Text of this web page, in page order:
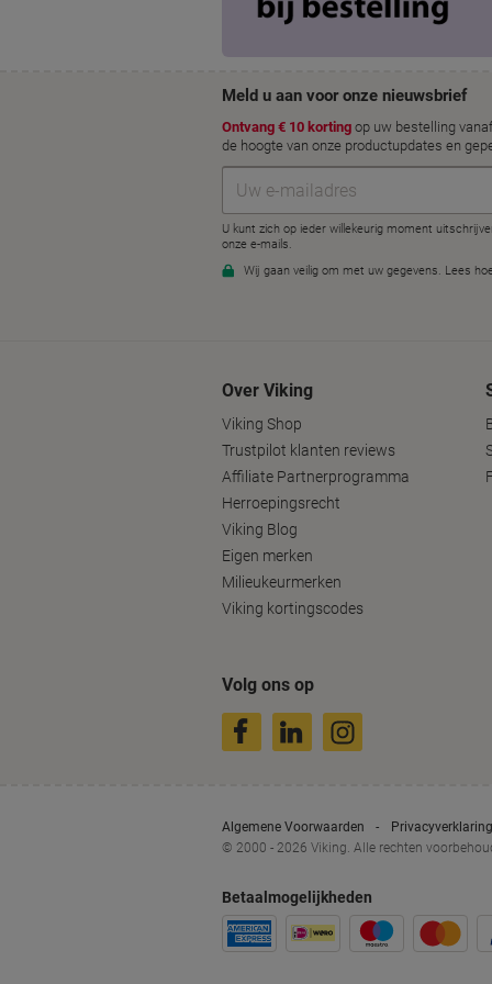
Over Viking
Viking Shop
Trustpilot klanten reviews
Affiliate Partnerprogramma
Herroepingsrecht
Viking Blog
Eigen merken
Milieukeurmerken
Viking kortingscodes
Volg ons op
Algemene Voorwaarden Privacyverklaring
© 2000 - 2026 Viking. Alle rechten
Betaalmogelijkheden